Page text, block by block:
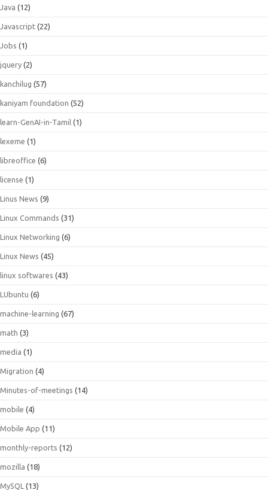
Java (12)
Javascript (22)
Jobs (1)
jquery (2)
kanchilug (57)
kaniyam foundation (52)
learn-GenAI-in-Tamil (1)
lexeme (1)
libreoffice (6)
license (1)
Linus News (9)
Linux Commands (31)
Linux Networking (6)
Linux News (45)
linux softwares (43)
LUbuntu (6)
machine-learning (67)
math (3)
media (1)
Migration (4)
Minutes-of-meetings (14)
mobile (4)
Mobile App (11)
monthly-reports (12)
mozilla (18)
MySQL (13)